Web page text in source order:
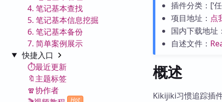
4. 笔记基本查找
5. 笔记基本信息挖掘
6. 笔记基本备份
7. 简单案例展示
快捷入口
⏱️最近更新
🔖主题标签
🧣协作者
Hot
插件分类：[‘
项目地址： 点
国内下载地址：
自述文件：
概述
Kikijiki习惯追踪插